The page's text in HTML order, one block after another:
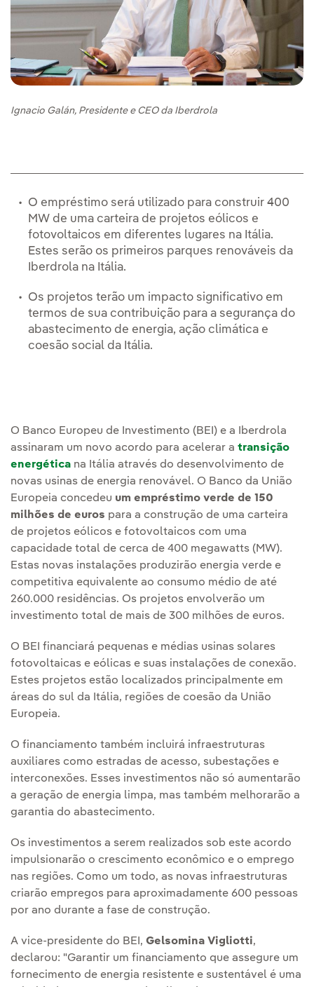
Ignacio Galán, Presidente e CEO da Iberdrola
O empréstimo será utilizado para construir 400
MW de uma carteira de projetos eólicos e
fotovoltaicos em diferentes lugares na Itália.
Estes serão os primeiros parques renováveis da
Iberdrola na Itália.
Os projetos terão um impacto significativo em
termos de sua contribuição para a segurança do
abastecimento de energia, ação climática e
coesão social da Itália.
O Banco Europeu de Investimento (BEI) e a Iberdrola
assinaram um novo acordo para acelerar a transição
energética na Itália através do desenvolvimento de
novas usinas de energia renovável. O Banco da União
Europeia concedeu um empréstimo verde de 150
milhões de euros para a construção de uma carteira
de projetos eólicos e fotovoltaicos com uma
capacidade total de cerca de 400 megawatts (MW).
Estas novas instalações produzirão energia verde e
competitiva equivalente ao consumo médio de até
260.000 residências. Os projetos envolverão um
investimento total de mais de 300 milhões de euros.
O BEI financiará pequenas e médias usinas solares
fotovoltaicas e eólicas e suas instalações de conexão.
Estes projetos estão localizados principalmente em
áreas do sul da Itália, regiões de coesão da União
Europeia.
O financiamento também incluirá infraestruturas
auxiliares como estradas de acesso, subestações e
interconexões. Esses investimentos não só aumentarão
a geração de energia limpa, mas também melhorarão a
garantia do abastecimento.
Os investimentos a serem realizados sob este acordo
impulsionarão o crescimento econômico e o emprego
nas regiões. Como um todo, as novas infraestruturas
criarão empregos para aproximadamente 600 pessoas
por ano durante a fase de construção.
A vice-presidente do BEI, Gelsomina Vigliotti,
declarou: "Garantir um financiamento que assegure um
fornecimento de energia resistente e sustentável é uma